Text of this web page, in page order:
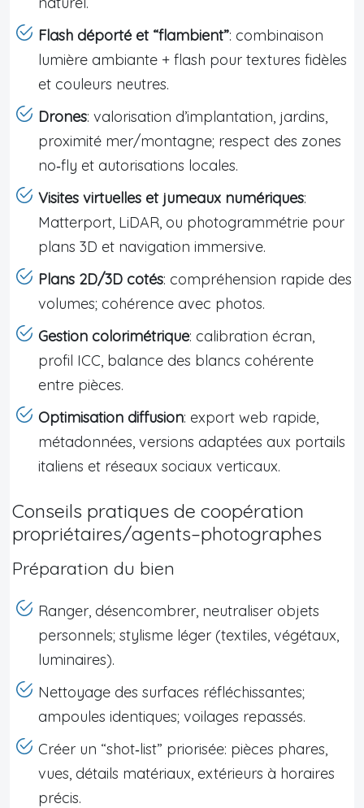
Flash déporté et “flambient”: combinaison
lumière ambiante + flash pour textures fidèles
et couleurs neutres.
Drones: valorisation d’implantation, jardins,
proximité mer/montagne; respect des zones
no‑fly et autorisations locales.
Visites virtuelles et jumeaux numériques:
Matterport, LiDAR, ou photogrammétrie pour
plans 3D et navigation immersive.
Plans 2D/3D cotés: compréhension rapide des
volumes; cohérence avec photos.
Gestion colorimétrique: calibration écran,
profil ICC, balance des blancs cohérente
entre pièces.
Optimisation diffusion: export web rapide,
métadonnées, versions adaptées aux portails
italiens et réseaux sociaux verticaux.
Conseils pratiques de coopération
propriétaires/agents–photographes
Préparation du bien
Ranger, désencombrer, neutraliser objets
personnels; stylisme léger (textiles, végétaux,
luminaires).
Nettoyage des surfaces réfléchissantes;
ampoules identiques; voilages repassés.
Créer un “shot‑list” priorisée: pièces phares,
vues, détails matériaux, extérieurs à horaires
précis.